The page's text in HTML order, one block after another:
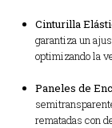
Cinturilla
garantiza un
optimizando la
Paneles de
rematadas con